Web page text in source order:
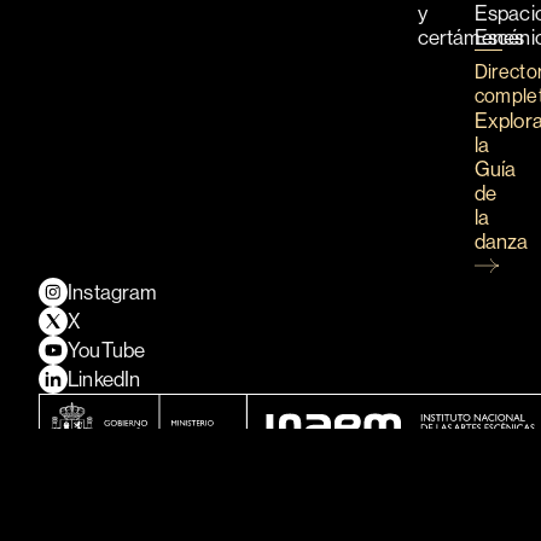
y
certámenes
la
Guía
de
la
danza
Instagram
X
YouTube
LinkedIn